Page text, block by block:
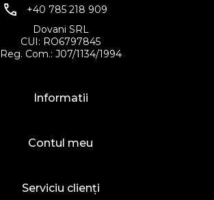
+40 785 218 909
Dovani SRL
CUI: RO6797845
Reg. Com.: J07/1134/1994
Informatii
Contul meu
Serviciu clienți